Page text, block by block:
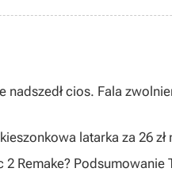
nadszedł cios. Fala
latarka za 26
Remake?